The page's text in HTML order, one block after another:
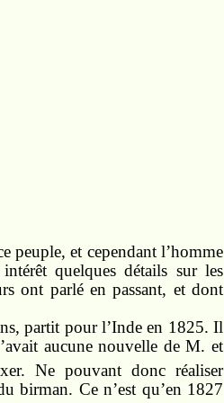
peuple, et cependant l’homme
quelques détails sur les
ont parlé en passant, et dont
partit pour l’Inde en 1825. Il
aucune nouvelle de M. et
Ne pouvant donc réaliser
birman. Ce n’est qu’en 1827